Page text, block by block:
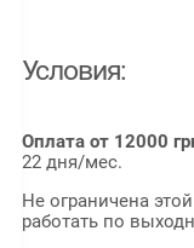
Условия:
Оплата от 12000
22 дня/мес.
Не ограничена
работать по